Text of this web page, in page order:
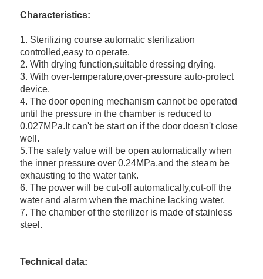
Characteristics:
1. Sterilizing course automatic sterilization
controlled,easy to operate.
2. With drying function,suitable dressing drying.
3. With over-temperature,over-pressure auto-protect
device.
4. The door opening mechanism cannot be operated
until the pressure in the chamber is reduced to
0.027MPa.It can't be start on if the door doesn't close
well.
5.The safety value will be open automatically when
the inner pressure over 0.24MPa,and the steam be
exhausting to the water tank.
6. The power will be cut-off automatically,cut-off the
water and alarm when the machine lacking water.
7. The chamber of the sterilizer is made of stainless
steel.
Technical data: